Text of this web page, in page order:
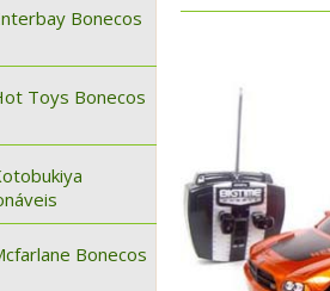
Bonecos
Toys Bonecos
Bonecos